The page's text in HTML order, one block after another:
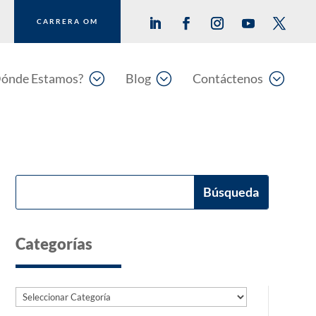
CARRERA OM
;
Estamos? ;
Blog ;
Contáctenos
Categorías
Categorías